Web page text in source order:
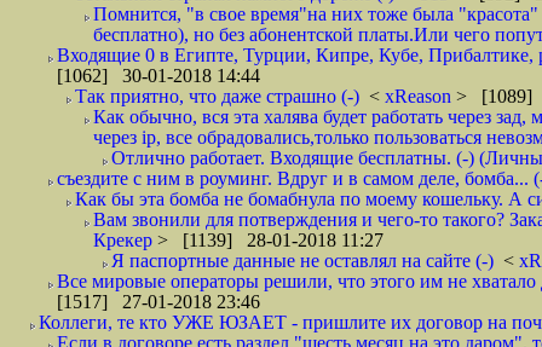
Помнится, "в свое время"на них тоже была
бесплатно), но без абонентской платы.Или чего
Входящие 0 в Египте, Турции, Кипре, Кубе,
[1062] 30-01-2018 14:44
Так приятно, что даже страшно (-) < xReason > [1089]
Как обычно, вся эта халява будет работать через
через ip, все обрадовались,только пользоваться
Отлично работает. Входящие бесплатны. (-)
съездите с ним в роуминг. Вдруг и в самом деле, бомба...
Как бы эта бомба не бомабнула по моему кошельку. А
Вам звонили для потверждения и чего-то такого?
Крекер > [1139] 28-01-2018 11:27
Я паспортные данные не оставлял на сайте (-) <
Все мировые операторы решили, что этого им не
[1517] 27-01-2018 23:46
Коллеги, те кто УЖЕ ЮЗАЕТ - пришлите их договор на
Если в договоре есть раздел "шесть месяц на это даром",